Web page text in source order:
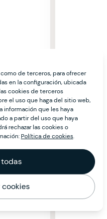
de terceros, para ofrecer
en la configuración, ubicada
cookies de terceros
el uso que haga del sitio web,
información que les haya
a partir del uso que haya
rechazar las cookies o
Política de cookies.